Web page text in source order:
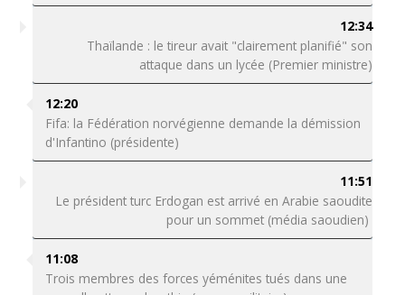
12:34
Thaïlande : le tireur avait "clairement planifié" son
attaque dans un lycée (Premier ministre)
12:20
Fifa: la Fédération norvégienne demande la démission
d'Infantino (présidente)
11:51
Le président turc Erdogan est arrivé en Arabie saoudite
pour un sommet (média saoudien)
11:08
Trois membres des forces yéménites tués dans une